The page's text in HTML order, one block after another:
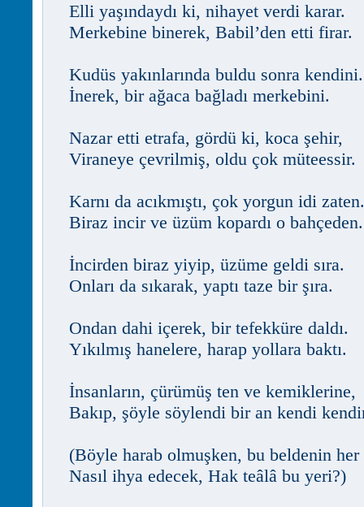
Elli yaşındaydı ki, nihayet verdi karar.
Merkebine binerek, Babil’den etti firar.
Kudüs yakınlarında buldu sonra kendini.
İnerek, bir ağaca bağladı merkebini.
Nazar etti etrafa, gördü ki, koca şehir,
Viraneye çevrilmiş, oldu çok müteessir.
Karnı da acıkmıştı, çok yorgun idi zaten.
Biraz incir ve üzüm kopardı o bahçeden.
İncirden biraz yiyip, üzüme geldi sıra.
Onları da sıkarak, yaptı taze bir şıra.
Ondan dahi içerek, bir tefekküre daldı.
Yıkılmış hanelere, harap yollara baktı.
İnsanların, çürümüş ten ve kemiklerine,
Bakıp, şöyle söylendi bir an kendi
(Böyle harab olmuşken, bu beldenin
Nasıl ihya edecek, Hak teâlâ bu yeri?)